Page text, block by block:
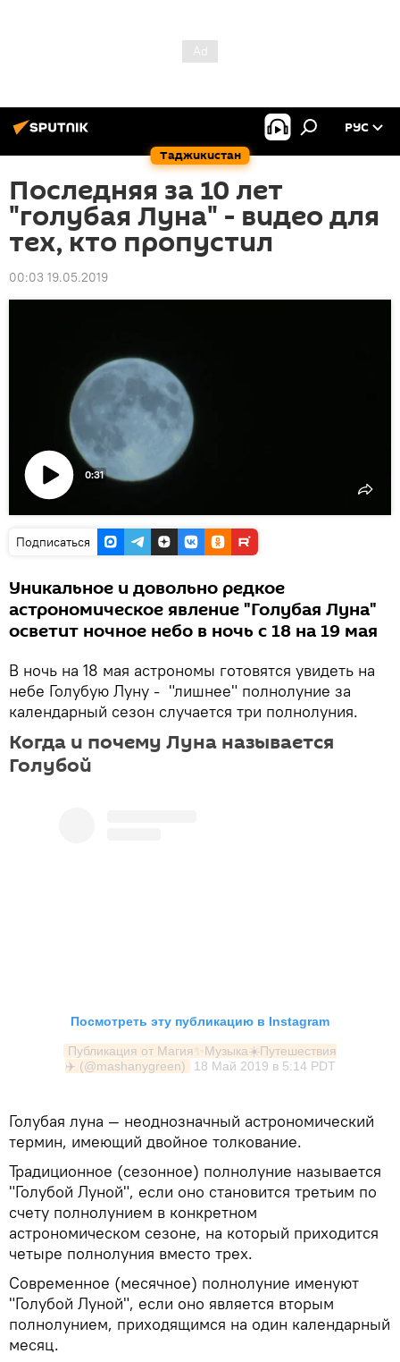
Таджикистан
РУС
Последняя за 10 лет
"голубая Луна" - видео для
тех, кто пропустил
00:03 19.05.2019
Воспроизвести
0:31
Подписаться
Уникальное и довольно редкое
астрономическое явление "Голубая Луна"
осветит ночное небо в ночь с 18 на 19 мая
В ночь на 18 мая астрономы готовятся увидеть на
небе Голубую Луну - "лишнее" полнолуние за
календарный сезон случается три полнолуния.
Когда и почему Луна называется
Голубой
Посмотреть эту публикацию в Instagram
Публикация от Магия✨Музыка☀️Путешествия
✈️ (@mashanygreen)
18 Май 2019 в 5:14 PDT
Голубая луна — неоднозначный астрономический
термин, имеющий двойное толкование.
Традиционное (сезонное) полнолуние называется
"Голубой Луной", если оно становится третьим по
счету полнолунием в конкретном
астрономическом сезоне, на который приходится
четыре полнолуния вместо трех.
Современное (месячное) полнолуние именуют
"Голубой Луной", если оно является вторым
полнолунием, приходящимся на один календарный
месяц.